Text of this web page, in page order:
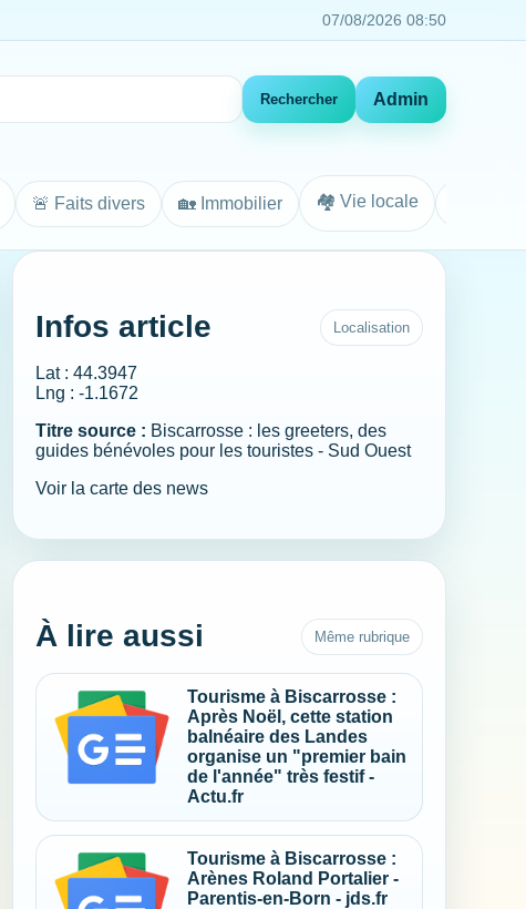
07/08/2026 08:50
Rechercher Admin
🚨 Faits divers 🏡 Immobilier 🏘️ Vie locale
Infos article Localisation
Lat : 44.3947
Lng : -1.1672
Titre source : Biscarrosse : les greeters, des
guides bénévoles pour les touristes - Sud Ouest
Voir la carte des news
À lire aussi Même rubrique
Tourisme à Biscarrosse :
Après Noël, cette station
balnéaire des Landes
organise un "premier bain
de l'année" très festif -
Actu.fr
Tourisme à Biscarrosse :
Arènes Roland Portalier -
Parentis-en-Born - jds.fr